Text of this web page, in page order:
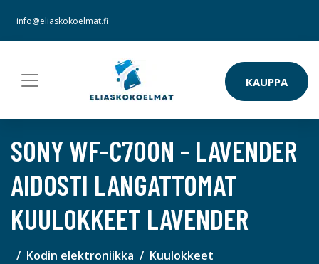
info@eliaskokoelmat.fi
KAUPPA
SONY WF-C700N - LAVENDER
AIDOSTI LANGATTOMAT
KUULOKKEET LAVENDER
Kodin elektroniikka Kuulokkeet